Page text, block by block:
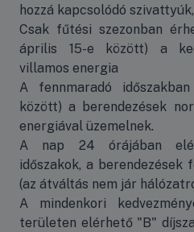
hozzá kapcsolódó
Csak fűtési szezonban
április 15-e között) a
villamos energia
A fennmaradó
között) a berendezések
energiával üzemelnek.
A nap 24 órájában
időszakok, a berendezések
(az átváltás nem jár
A mindenkori
területen elérhető "B"